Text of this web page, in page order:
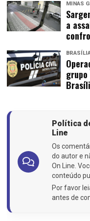
MINAS
a
Política
Line
Os
do autor e
On Line.
conteúdo
Por favor
antes de